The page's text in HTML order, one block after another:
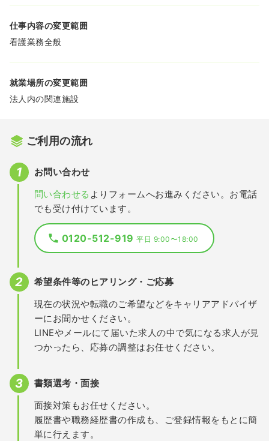
仕事内容の変更範囲
看護業務全般
就業場所の変更範囲
法人内の関連施設
ご利用の流れ
お問い合わせ
問い合わせる よりフォームへお進みください。お電話
でも受け付けています。
0120-512-919平日 9:00〜18:00
希望条件等のヒアリング・ご応募
現在の状況や転職のご希望などをキャリアアドバイザ
ーにお聞かせください。
LINEやメールにて届いた求人の中で気になる求人が見
つかったら、応募の調整はお任せください。
書類選考・面接
面接対策もお任せください。
履歴書や職務経歴書の作成も、ご登録情報をもとに簡
単に行えます。